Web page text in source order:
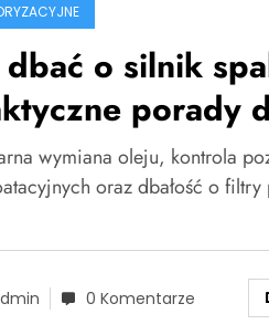
dbać o silnik
porady
wymiana oleju, kontrola
oraz dbałość o
0 Komentarze